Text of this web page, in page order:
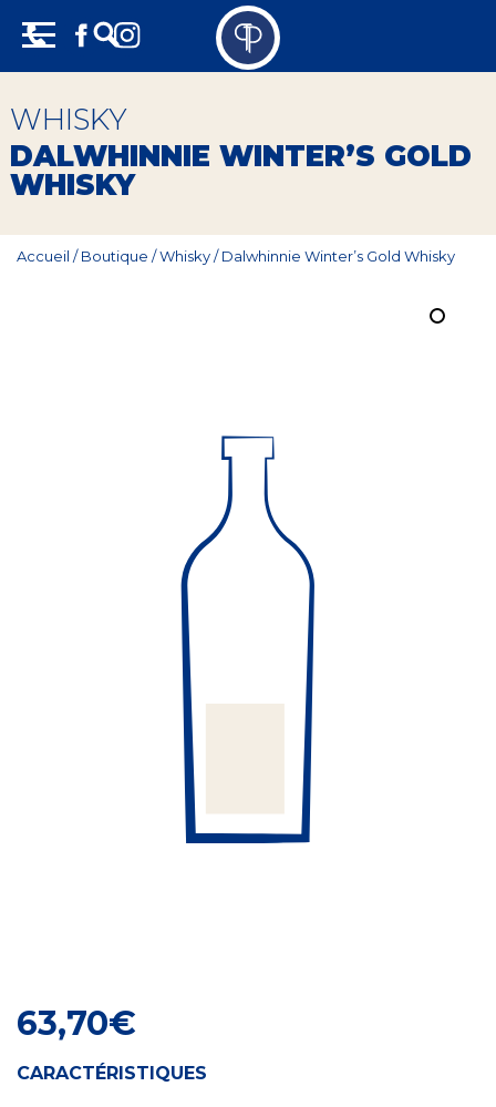
content
WHISKY
DALWHINNIE WINTER’S GOLD
WHISKY
Accueil /Boutique /Whisky/Dalwhinnie Winter’s Gold Whisky
63,70€
CARACTÉRISTIQUES
Champagne
Whisky
Rhum
Panneau de gestion des cookies